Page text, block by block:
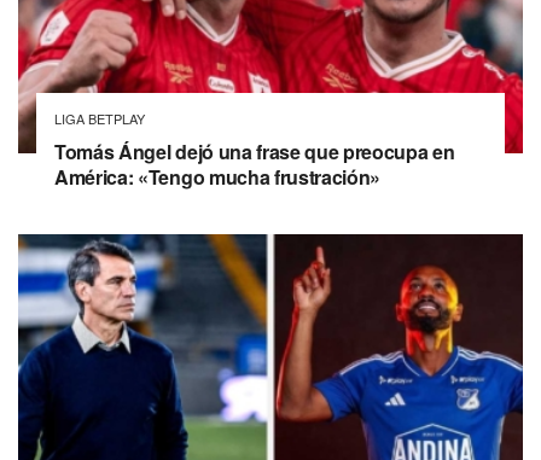
LIGA BETPLAY
Tomás Ángel dejó una frase que preocupa en
América: «Tengo mucha frustración»